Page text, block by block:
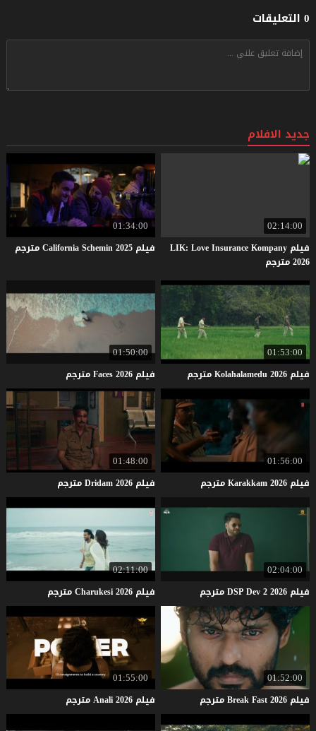
0 التعليقات
جديد الافلام
02:14:00
فيلم LIK: Love Insurance Kompany
2026 مترجم
01:34:00
فيلم CaliforniaSchemin2025 مترجم
01:53:00
فيلم Kolahalamedu2026 مترجم
01:50:00
فيلم Faces2026 مترجم
01:56:00
فيلم Karakkam2026 مترجم
01:48:00
فيلم Dridam2026 مترجم
02:04:00
فيلم DSPDev22026 مترجم
02:11:00
فيلم Charukesi2026 مترجم
01:52:00
فيلم BreakFast2026 مترجم
01:55:00
فيلم Anali2026 مترجم